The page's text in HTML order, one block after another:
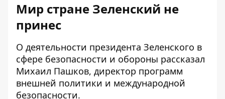
Мир стране Зеленский не
принес
О деятельности президента Зеленского в
сфере безопасности и обороны рассказал
Михаил Пашков, директор программ
внешней политики и международной
безопасности.